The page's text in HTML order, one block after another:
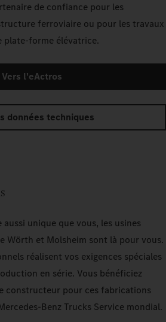
de confiance pour les
ferroviaire ou pour les travaux
plate-forme élévatrice.
Vers l'eActros
données techniques
unique que vous, les usines
Wörth et Molsheim sont là pour vous.
réalisent vos exigences spéciales
en série. Vous bénéficiez
constructeur pour ces fabrications
Trucks Service mondial.